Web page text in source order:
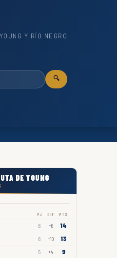
Y RÍO NEGRO
🔍
DE YOUNG
PJ DIF PTS
6 +6 14
6 +10 13
5 +4 9